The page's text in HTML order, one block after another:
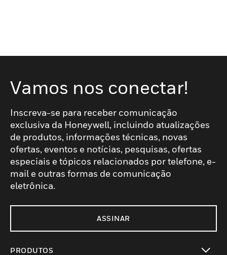
Vamos nos conectar!
Inscreva-se para receber comunicação
exclusiva da Honeywell, incluindo atualizações
de produtos, informações técnicas, novas
ofertas, eventos e notícias, pesquisas, ofertas
especiais e tópicos relacionados por telefone, e-
mail e outras formas de comunicação
eletrônica.
ASSINAR
PRODUTOS